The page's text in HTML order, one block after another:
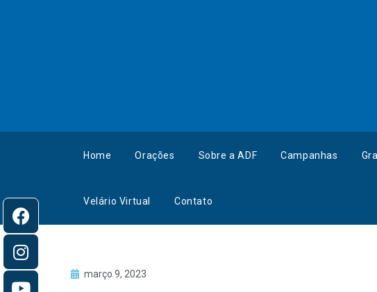
Home Orações Sobre a ADF Campanhas
Velário Virtual Contato
março 9, 2023